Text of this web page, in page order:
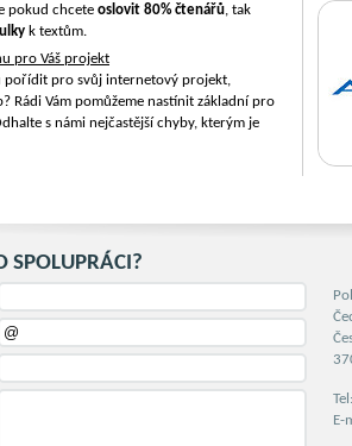
pokud chcete oslovit 80% čtenářů, tak
k textům.
pro Váš projekt
pořídit pro svůj internetový projekt,
Rádi Vám pomůžeme nastínit základní pro
s námi nejčastější chyby, kterým je
SPOLUPRÁCI?
E-